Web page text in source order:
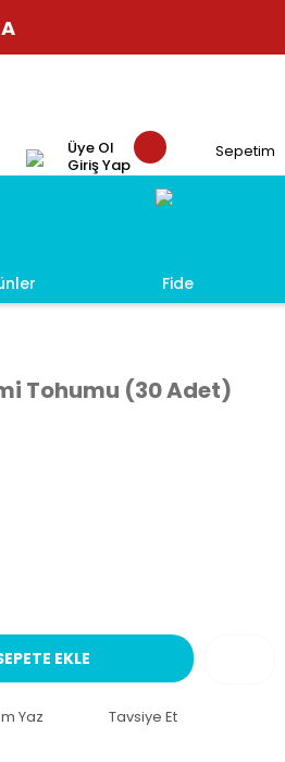
Üye Ol
Giriş Yap
Sepetim
Fide
Tohumu (30 Adet)
EKLE
Yaz Tavsiye Et